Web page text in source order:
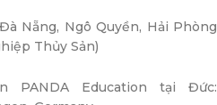
Nẵng, Ngô Quyền, Hải Phòng
Thủy Sản)
PANDA Education tại Đức: